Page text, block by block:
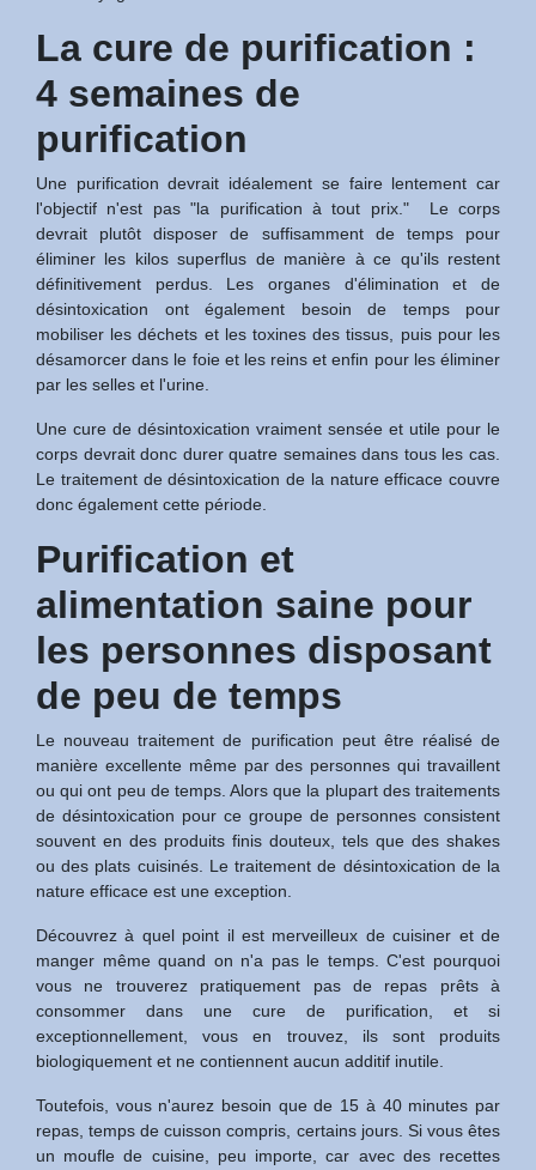
La cure de purification :
4 semaines de
purification
Une purification devrait idéalement se faire lentement car
l'objectif n'est pas "la purification à tout prix." Le corps
devrait plutôt disposer de suffisamment de temps pour
éliminer les kilos superflus de manière à ce qu'ils restent
définitivement perdus. Les organes d'élimination et de
désintoxication ont également besoin de temps pour
mobiliser les déchets et les toxines des tissus, puis pour les
désamorcer dans le foie et les reins et enfin pour les éliminer
par les selles et l'urine.
Une cure de désintoxication vraiment sensée et utile pour le
corps devrait donc durer quatre semaines dans tous les cas.
Le traitement de désintoxication de la nature efficace couvre
donc également cette période.
Purification et
alimentation saine pour
les personnes disposant
de peu de temps
Le nouveau traitement de purification peut être réalisé de
manière excellente même par des personnes qui travaillent
ou qui ont peu de temps. Alors que la plupart des traitements
de désintoxication pour ce groupe de personnes consistent
souvent en des produits finis douteux, tels que des shakes
ou des plats cuisinés. Le traitement de désintoxication de la
nature efficace est une exception.
Découvrez à quel point il est merveilleux de cuisiner et de
manger même quand on n'a pas le temps. C'est pourquoi
vous ne trouverez pratiquement pas de repas prêts à
consommer dans une cure de purification, et si
exceptionnellement, vous en trouvez, ils sont produits
biologiquement et ne contiennent aucun additif inutile.
Toutefois, vous n'aurez besoin que de 15 à 40 minutes par
repas, temps de cuisson compris, certains jours. Si vous êtes
un moufle de cuisine, peu importe, car avec des recettes